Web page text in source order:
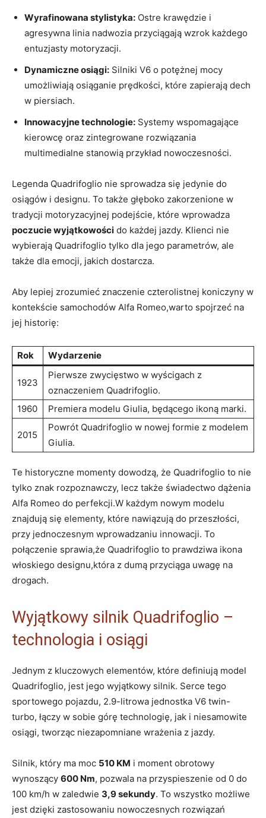
Wyrafinowana stylistyka: Ostre krawędzie i
agresywna linia nadwozia‌ przyciągają wzrok każdego ​
entuzjasty motoryzacji.
Dynamiczne osiągi: Silniki V6 o⁢ potężnej mocy
umożliwiają osiąganie ⁢prędkości, które ⁣zapierają dech⁣
w ⁣piersiach.
Innowacyjne technologie: Systemy wspomagające
⁤kierowcę oraz zintegrowane rozwiązania
multimedialne ⁢stanowią⁢ przykład nowoczesności.
Legenda Quadrifoglio nie sprowadza się‍ jedynie⁢ do ​
osiągów i designu. To także głęboko zakorzenione ⁤w
tradycji motoryzacyjnej ‍podejście, ‌które wprowadza
poczucie ⁤wyjątkowości do każdej jazdy. Klienci nie
wybierają Quadrifoglio tylko dla jego parametrów, ale
także⁣ dla emocji, jakich dostarcza.
Aby​ lepiej zrozumieć znaczenie czterolistnej koniczyny w
kontekście⁢ samochodów Alfa ‍Romeo,warto spojrzeć na
jej historię:
Rok Wydarzenie
1923
Pierwsze zwycięstwo w wyścigach z
oznaczeniem Quadrifoglio.
1960
Premiera modelu Giulia, będącego⁣ ikoną marki.
2015
Powrót​ Quadrifoglio ​w nowej formie⁤ z modelem
Giulia.
Te historyczne momenty dowodzą, ‍że Quadrifoglio to nie
⁣tylko znak rozpoznawczy, lecz także​ świadectwo dążenia
Alfa Romeo do​ perfekcji.W‍ każdym nowym modelu
znajdują się elementy, które nawiązują do przeszłości,
przy jednoczesnym wprowadzaniu⁣ innowacji. To
połączenie sprawia,że Quadrifoglio to prawdziwa ikona
włoskiego⁢ designu,która ​z‌ dumą przyciąga uwagę na
drogach.
Wyjątkowy‍ silnik Quadrifoglio –
⁣technologia i osiągi
Jednym z kluczowych⁤ elementów, które ‌definiują model
Quadrifoglio, jest jego wyjątkowy silnik. Serce ⁣tego
sportowego pojazdu, 2.9-litrowa jednostka V6 twin-
turbo, łączy w ⁢sobie⁣ górę technologię, jak i niesamowite
osiągi,‌ tworząc niezapomniane​ wrażenia‌ z jazdy.
Silnik, który‍ ma moc 510 KM i moment ‌obrotowy
wynoszący⁣ 600 Nm,‍ pozwala ​na przyspieszenie⁣ od 0 do
100 km/h w⁣ zaledwie 3,9​ sekundy. To wszystko możliwe‌
jest dzięki​ zastosowaniu nowoczesnych rozwiązań